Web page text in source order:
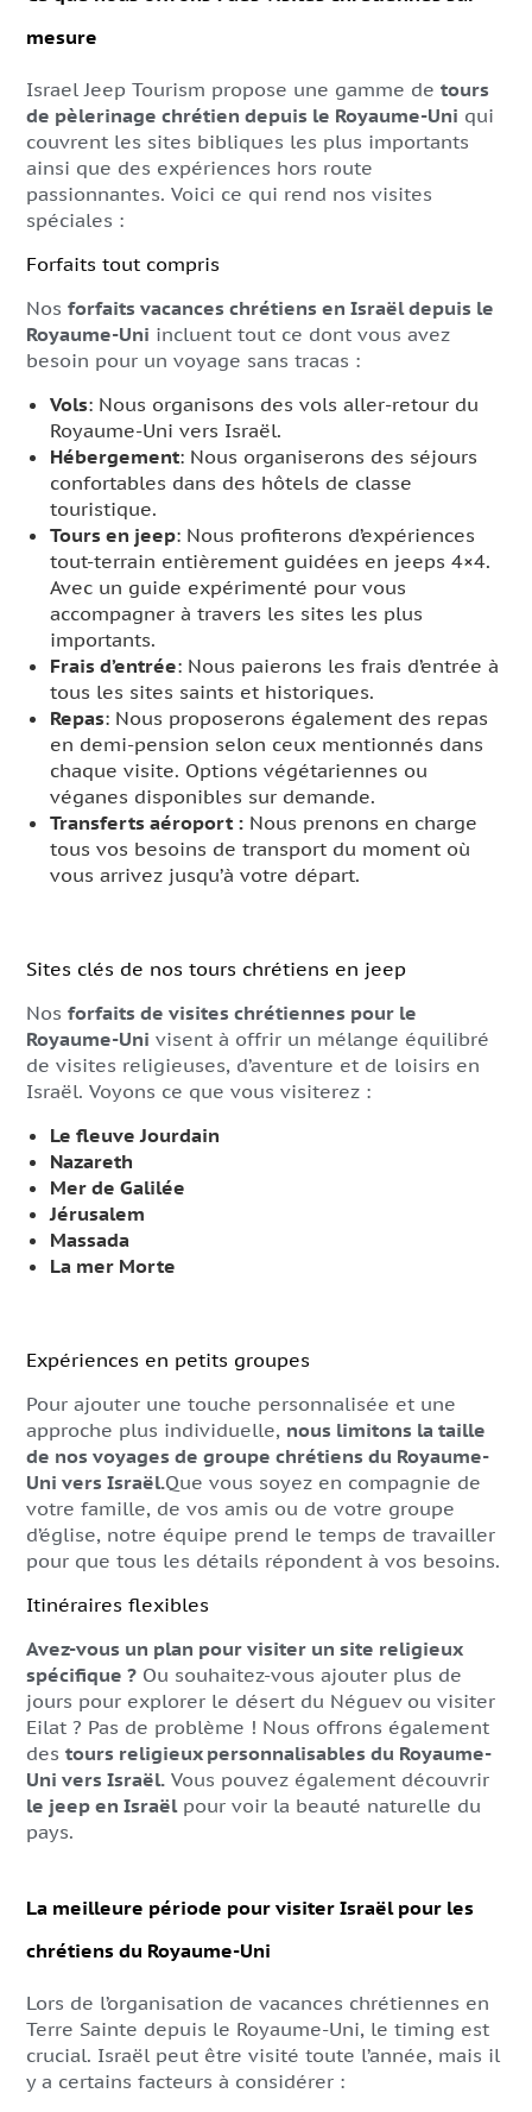
mesure
Israel Jeep Tourism propose une gamme de tours
de pèlerinage chrétien depuis le Royaume-Uni qui
couvrent les sites bibliques les plus importants
ainsi que des expériences hors route
passionnantes. Voici ce qui rend nos visites
spéciales :
Forfaits tout compris
Nos forfaits vacances chrétiens en Israël depuis le
Royaume-Uni incluent tout ce dont vous avez
besoin pour un voyage sans tracas :
Vols: Nous organisons des vols aller-retour du
Royaume-Uni vers Israël.
Hébergement: Nous organiserons des séjours
confortables dans des hôtels de classe
touristique.
Tours en jeep: Nous profiterons d’expériences
tout-terrain entièrement guidées en jeeps 4×4.
Avec un guide expérimenté pour vous
accompagner à travers les sites les plus
importants.
Frais d’entrée: Nous paierons les frais d’entrée à
tous les sites saints et historiques.
Repas: Nous proposerons également des repas
en demi-pension selon ceux mentionnés dans
chaque visite. Options végétariennes ou
véganes disponibles sur demande.
Transferts aéroport : Nous prenons en charge
tous vos besoins de transport du moment où
vous arrivez jusqu’à votre départ.
Sites clés de nos tours chrétiens en jeep
Nos forfaits de visites chrétiennes pour le
Royaume-Uni visent à offrir un mélange équilibré
de visites religieuses, d’aventure et de loisirs en
Israël. Voyons ce que vous visiterez :
Le fleuve Jourdain
Nazareth
Mer de Galilée
Jérusalem
Massada
La mer Morte
Expériences en petits groupes
Pour ajouter une touche personnalisée et une
approche plus individuelle, nous limitons la taille
de nos voyages de groupe chrétiens du Royaume-
Uni vers Israël.Que vous soyez en compagnie de
votre famille, de vos amis ou de votre groupe
d’église, notre équipe prend le temps de travailler
pour que tous les détails répondent à vos besoins.
Itinéraires flexibles
Avez-vous un plan pour visiter un site religieux
spécifique ? Ou souhaitez-vous ajouter plus de
jours pour explorer le désert du Néguev ou visiter
Eilat ? Pas de problème ! Nous offrons également
des tours religieux personnalisables du Royaume-
Uni vers Israël. Vous pouvez également découvrir
le jeep en Israëlpour voir la beauté naturelle du
pays.
La meilleure période pour visiter Israël pour les
chrétiens du Royaume-Uni
Lors de l’organisation de vacances chrétiennes en
Terre Sainte depuis le Royaume-Uni, le timing est
crucial. Israël peut être visité toute l’année, mais il
y a certains facteurs à considérer :